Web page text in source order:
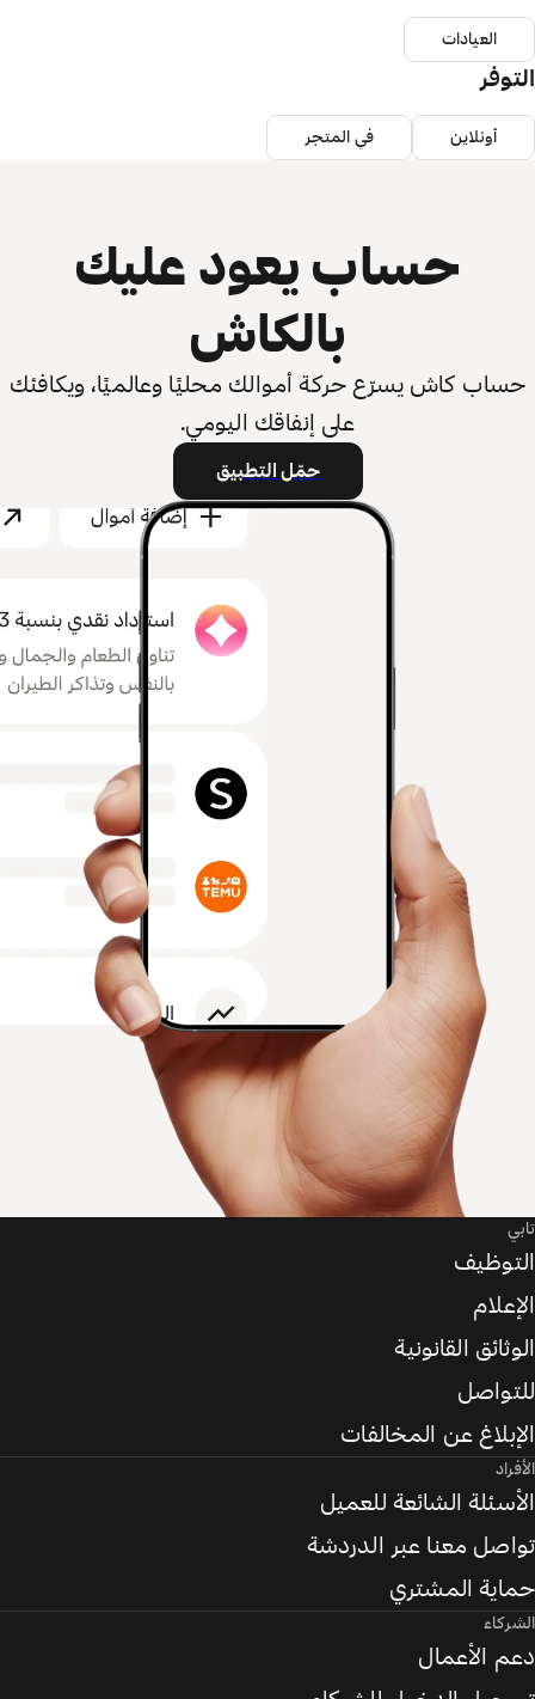
العيادات
التوفر
أونلاين في المتجر
حساب يعود عليك
بالكاش
حساب كاش يسرّع حركة أموالك محليًا وعالميًا، ويكافئك
على إنفاقك اليومي.
حمّل التطبيق
تابي
التوظيف
الإعلام
الوثائق القانونية
للتواصل
الإبلاغ عن المخالفات
الأفراد
الأسئلة الشائعة للعميل
تواصل معنا عبر الدردشة
حماية المشتري
الشركاء
دعم الأعمال